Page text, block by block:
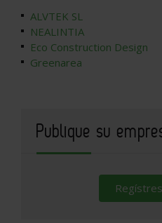
ALVTEK SL
NEALINTIA
Eco Construction Design
Greenarea
Publique su